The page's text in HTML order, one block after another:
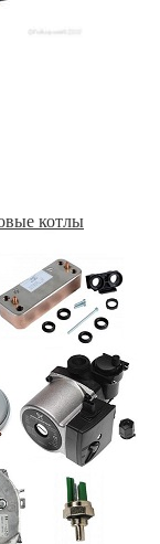
котлы